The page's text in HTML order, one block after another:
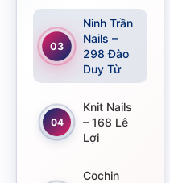
03
Ninh Trần
Nails –
298 Đào
Duy Từ
04
Knit Nails
– 168 Lê
Lợi
Cochin